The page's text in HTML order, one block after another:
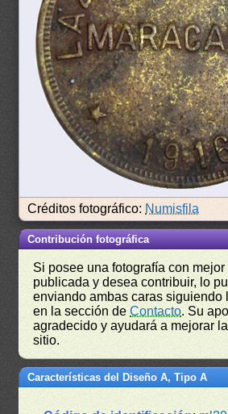
Créditos fotográfico: Numisfila
Contribución fotográfica
Si posee una fotografía con
publicada y desea contribuir, lo
enviando ambas caras siguiendo
en la sección deContacto. Su
agradecido y ayudará a mejorar
sitio.
Características del Diseño A, Tipo A